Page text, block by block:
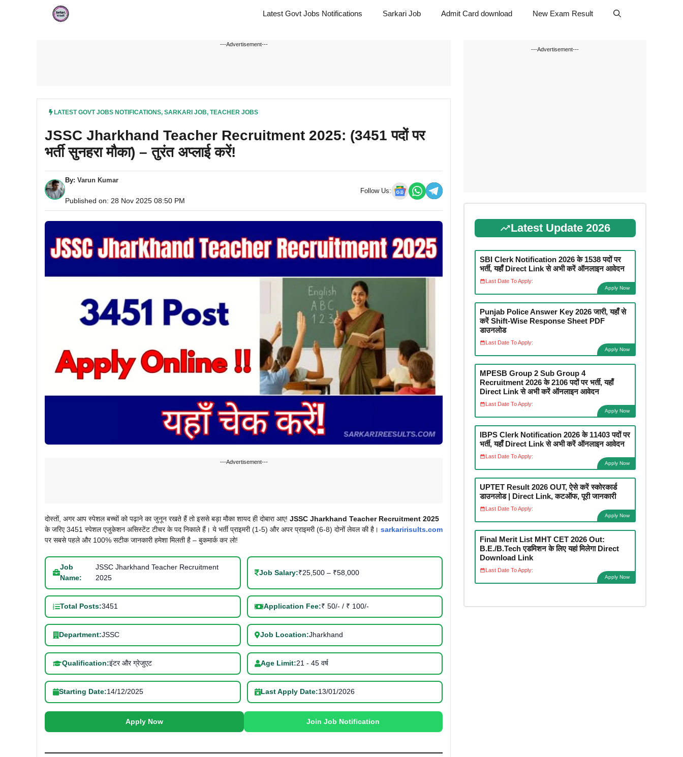
Latest Govt Jobs Notifications Sarkari Job Admit Card download New Exam Result
---Advertisement---
LATEST GOVT JOBS NOTIFICATIONS, SARKARI JOB, TEACHER JOBS
JSSC Jharkhand Teacher Recruitment 2025: (3451 पदों पर
भर्ती सुनहरा मौका) – तुरंत अप्लाई करें!
By: Varun Kumar
Published on: 28 Nov 2025 08:50 PM
Follow Us:
---Advertisement---
दोस्तों, अगर आप स्पेशल बच्चों को पढ़ाने का जुनून रखते हैं तो इससे बड़ा मौका शायद ही दोबारा आए! JSSC Jharkhand Teacher Recruitment 2025
के जरिए 3451 स्पेशल एजुकेशन असिस्टेंट टीचर के पद निकाले हैं। ये भर्ती प्राइमरी (1-5) और अपर प्राइमरी (6-8) दोनों लेवल की है। sarkaririsults.com
पर सबसे पहले और 100% सटीक जानकारी हमेशा मिलती है – बुकमार्क कर लो!
Job
Name:
JSSC Jharkhand Teacher Recruitment
2025
Job Salary:₹25,500 – ₹58,000
Total Posts:3451 Application Fee:₹ 50/- / ₹ 100/-
Department:JSSC Job Location:Jharkhand
Qualification:इंटर और ग्रेजुएट Age Limit:21 - 45 वर्ष
Starting Date:14/12/2025 Last Apply Date:13/01/2026
Apply Now Join Job Notification
---Advertisement---
Latest Update 2026
SBI Clerk Notification 2026 के 1538 पदों पर
भर्ती, यहाँ Direct Link से अभी करें ऑनलाइन आवेदन
Last Date To Apply:
Apply Now
Punjab Police Answer Key 2026 जारी, यहाँ से
करें Shift-Wise Response Sheet PDF
डाउनलोड
Last Date To Apply:
Apply Now
MPESB Group 2 Sub Group 4
Recruitment 2026 के 2106 पदों पर भर्ती, यहाँ
Direct Link से अभी करें ऑनलाइन आवेदन
Last Date To Apply:
Apply Now
IBPS Clerk Notification 2026 के 11403 पदों पर
भर्ती, यहाँ Direct Link से अभी करें ऑनलाइन आवेदन
Last Date To Apply:
Apply Now
UPTET Result 2026 OUT, ऐसे करें स्कोरकार्ड
डाउनलोड | Direct Link, कटऑफ, पूरी जानकारी
Last Date To Apply:
Apply Now
Final Merit List MHT CET 2026 Out:
B.E./B.Tech एडमिशन के लिए यहां मिलेगा Direct
Download Link
Last Date To Apply:
Apply Now